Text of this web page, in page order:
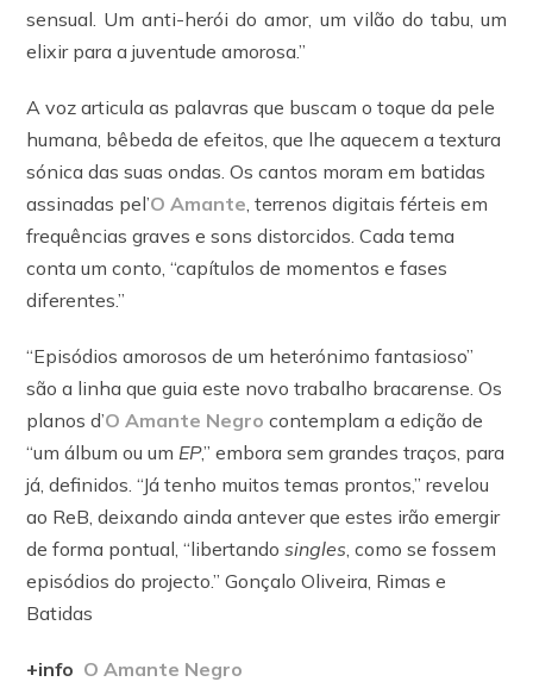
sensual. Um anti-herói do amor, um vilão do tabu, um
elixir para a juventude amorosa.”
A voz articula as palavras que buscam o toque da pele
humana, bêbeda de efeitos, que lhe aquecem a textura
sónica das suas ondas. Os cantos moram em batidas
assinadas pel’O Amante , terrenos digitais férteis em
frequências graves e sons distorcidos. Cada tema
conta um conto, “capítulos de momentos e fases
diferentes.”
“Episódios amorosos de um heterónimo fantasioso”
são a linha que guia este novo trabalho bracarense. Os
planos d’O Amante Negro contemplam a edição de
“um álbum ou um EP,” embora sem grandes traços, para
já, definidos. “Já tenho muitos temas prontos,” revelou
ao ReB, deixando ainda antever que estes irão emergir
de forma pontual, “libertandosingles , como se fossem
episódios do projecto.” Gonçalo Oliveira, Rimas e
Batidas
+info O Amante Negro